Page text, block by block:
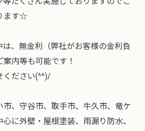
ます☆
は、無金利（弊社がお客様の金利負
内等も可能です！
ください(^^)/
市、守谷市、取手市、牛久市、竜ケ
に外壁・屋根塗装、雨漏り防水、